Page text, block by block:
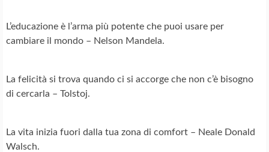
L’educazione è l’arma più potente che puoi usare per
cambiare il mondo – Nelson Mandela.
La felicità si trova quando ci si accorge che non c’è bisogno
di cercarla – Tolstoj.
La vita inizia fuori dalla tua zona di comfort – Neale Donald
Walsch.